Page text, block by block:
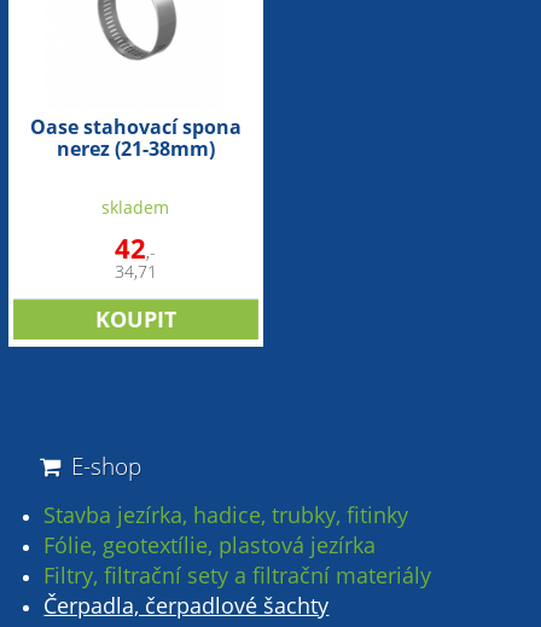
Oase stahovací spona
nerez (21-38mm)
skladem
42,-
34,71
E-shop
Stavba jezírka, hadice, trubky, fitinky
Fólie, geotextílie, plastová jezírka
Filtry, filtrační sety a filtrační materiály
Čerpadla, čerpadlové šachty